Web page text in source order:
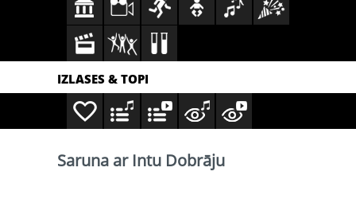
IZLASES & TOPI
Saruna ar Intu Dobrāju